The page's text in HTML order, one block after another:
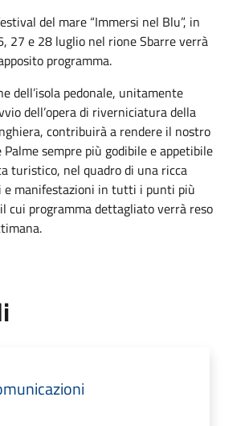
del mare “Immersi nel Blu”, in
27 e 28 luglio nel rione Sbarre verrà
programma.
dell’isola pedonale, unitamente
dell’opera di riverniciatura della
contribuirà a rendere il nostro
sempre più godibile e appetibile
turistico, nel quadro di una ricca
e manifestazioni in tutti i punti più
cui programma dettagliato verrà reso